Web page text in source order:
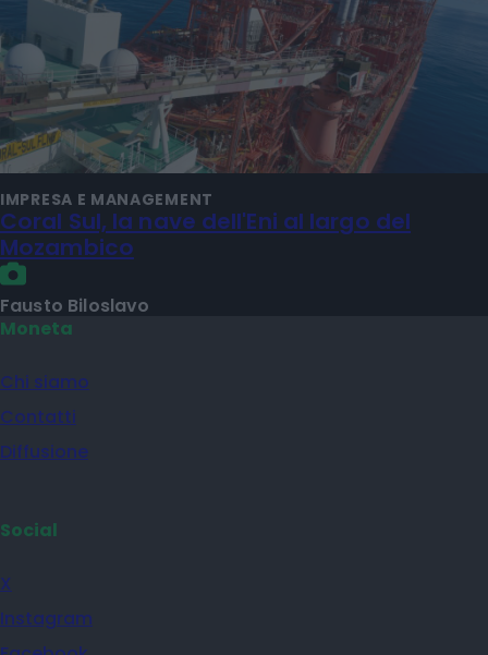
IMPRESA E MANAGEMENT
Coral Sul, la nave dell'Eni al largo del
Mozambico
Fausto Biloslavo
Moneta
Chi siamo
Contatti
Diffusione
Social
X
Instagram